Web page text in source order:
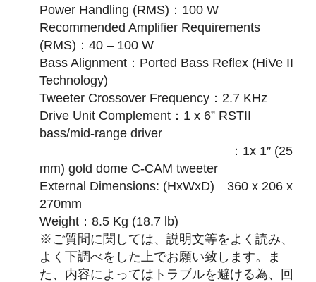
Power Handling (RMS)：100 W
Recommended Amplifier Requirements
(RMS)：40 – 100 W
Bass Alignment：Ported Bass Reflex (HiVe II
Technology)
Tweeter Crossover Frequency：2.7 KHz
Drive Unit Complement：1 x 6” RSTII
bass/mid-range driver
：1x 1″ (25
mm) gold dome C-CAM tweeter
External Dimensions: (HxWxD) 360 x 206 x
270mm
Weight：8.5 Kg (18.7 lb)
※ご質問に関しては、説明文等をよく読み、
よく下調べをした上でお願い致します。ま
た、内容によってはトラブルを避ける為、回